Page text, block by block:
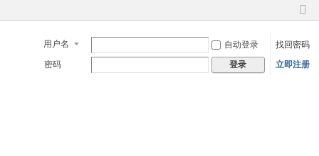
切
到
窄
用户名 自动登录
找回密码
密码
登录 立即注册